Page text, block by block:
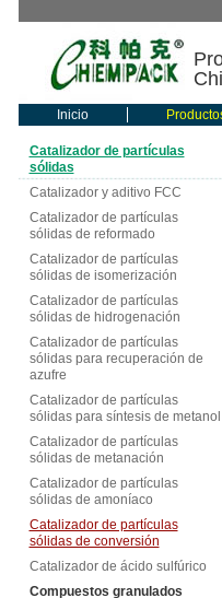
Inicio
Catalizador de partículas
sólidas
Catalizador y aditivo FCC
Catalizador de partículas
sólidas de reformado
Catalizador de partículas
sólidas de isomerización
Catalizador de partículas
sólidas de hidrogenación
Catalizador de partículas
sólidas para recuperación de
azufre
Catalizador de partículas
sólidas para síntesis de metanol
Catalizador de partículas
sólidas de metanación
Catalizador de partículas
sólidas de amoníaco
Catalizador de partículas
sólidas de conversión
Catalizador de ácido sulfúrico
Compuestos granulados